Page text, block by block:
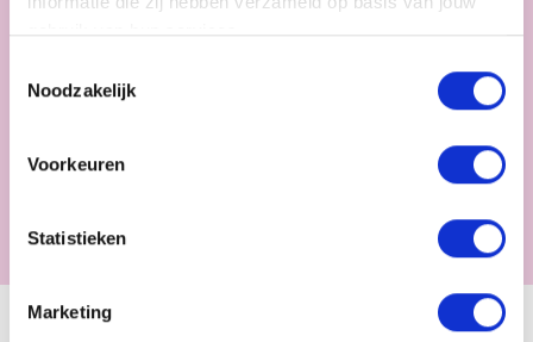
gebruik van hun services.
Noodzakelijk
Voorkeuren
Statistieken
Marketing